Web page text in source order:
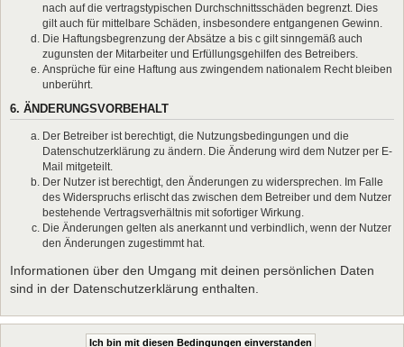
nach auf die vertragstypischen Durchschnittsschäden begrenzt. Dies
gilt auch für mittelbare Schäden, insbesondere entgangenen Gewinn.
Die Haftungsbegrenzung der Absätze a bis c gilt sinngemäß auch
zugunsten der Mitarbeiter und Erfüllungsgehilfen des Betreibers.
Ansprüche für eine Haftung aus zwingendem nationalem Recht bleiben
unberührt.
6. ÄNDERUNGSVORBEHALT
Der Betreiber ist berechtigt, die Nutzungsbedingungen und die
Datenschutzerklärung zu ändern. Die Änderung wird dem Nutzer per E-
Mail mitgeteilt.
Der Nutzer ist berechtigt, den Änderungen zu widersprechen. Im Falle
des Widerspruchs erlischt das zwischen dem Betreiber und dem Nutzer
bestehende Vertragsverhältnis mit sofortiger Wirkung.
Die Änderungen gelten als anerkannt und verbindlich, wenn der Nutzer
den Änderungen zugestimmt hat.
Informationen über den Umgang mit deinen persönlichen Daten
sind in der Datenschutzerklärung enthalten.